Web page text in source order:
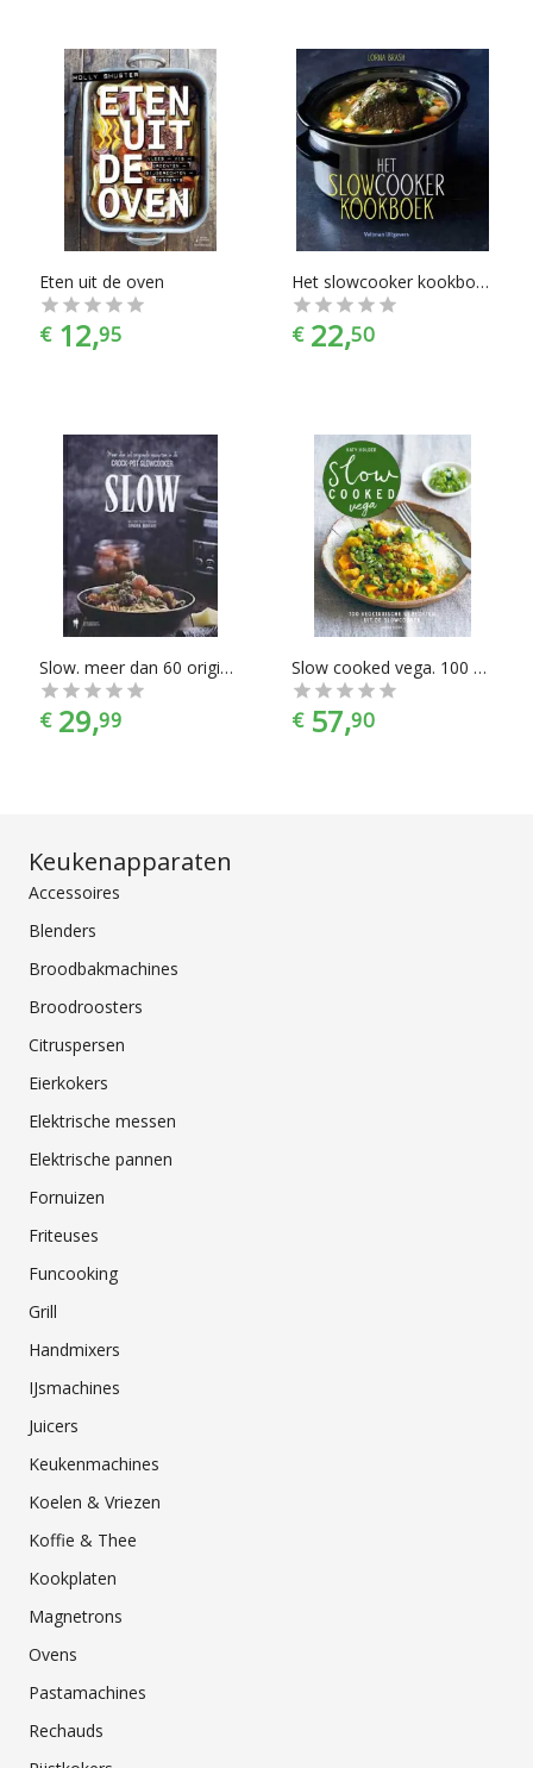
Eten uit de oven
€ 12,95
Het slowcooker kookboek. Lorna Brash, Hardcover
€ 22,50
Slow. meer dan 60 originele recepten in de crock-pot slowcooker, IT&M b.v., Hardcover
€ 29,99
Slow cooked vega. 100 vegetarische recepten uit de slowcooker, Katy Holder, Paperback
€ 57,90
Keukenapparaten
Accessoires
Blenders
Broodbakmachines
Broodroosters
Citruspersen
Eierkokers
Elektrische messen
Elektrische pannen
Fornuizen
Friteuses
Funcooking
Grill
Handmixers
IJsmachines
Juicers
Keukenmachines
Koelen & Vriezen
Koffie & Thee
Kookplaten
Magnetrons
Ovens
Pastamachines
Rechauds